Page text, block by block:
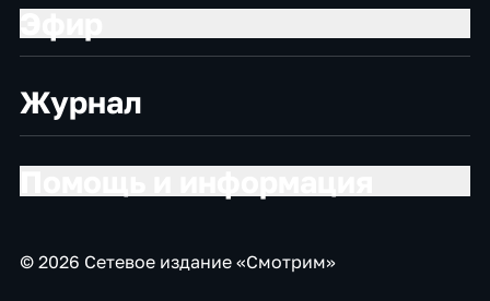
Журнал
© 2026 Сетевое издание «Смотрим»